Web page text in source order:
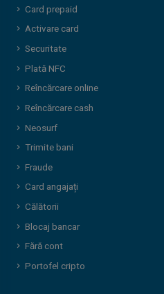
Card prepaid
Activare card
Securitate
Plată NFC
Reîncărcare online
Reîncărcare cash
Neosurf
Trimite bani
Fraude
Card angajați
Călătorii
Blocaj bancar
Fără cont
Portofel cripto